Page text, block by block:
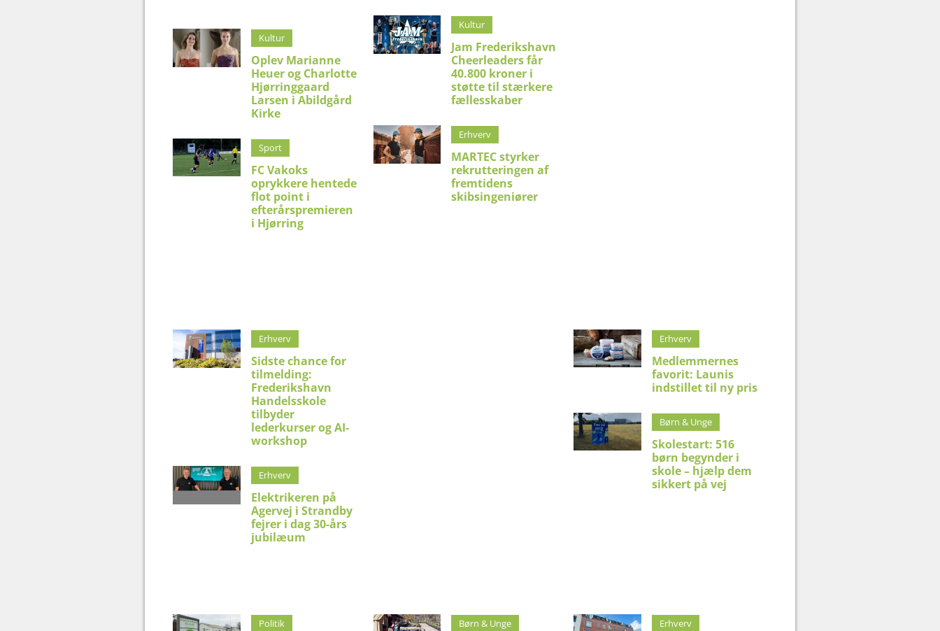
Kultur
Oplev Marianne
Heuer og Charlotte
Hjørringgaard
Larsen i Abildgård
Kirke
Sport
FC Vakoks
oprykkere hentede
flot point i
efterårspremieren
i Hjørring
Kultur
Jam Frederikshavn
Cheerleaders får
40.800 kroner i
støtte til stærkere
fællesskaber
Erhverv
MARTEC styrker
rekrutteringen af
fremtidens
skibsingeniører
Erhverv
Sidste chance for
tilmelding:
Frederikshavn
Handelsskole
tilbyder
lederkurser og AI-
workshop
Erhverv
Elektrikeren på
Agervej i Strandby
fejrer i dag 30-års
jubilæum
Erhverv
Medlemmernes
favorit: Launis
indstillet til ny pris
Børn & Unge
Skolestart: 516
børn begynder i
skole – hjælp dem
sikkert på vej
Politik Børn & Unge Erhverv